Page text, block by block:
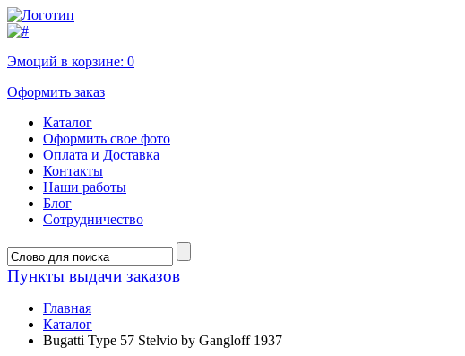
Эмоций в корзине: 0
Оформить заказ
Каталог
Оформить свое фото
Оплата и Доставка
Контакты
Наши работы
Блог
Сотрудничество
Пункты выдачи заказов
Главная
Каталог
Bugatti Type 57 Stelvio by Gangloff 1937